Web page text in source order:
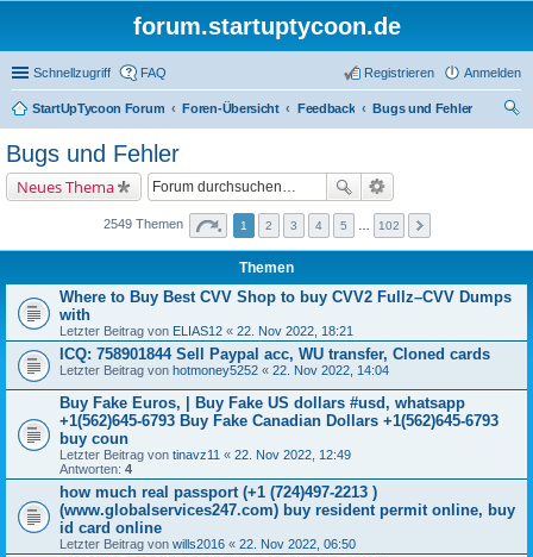
forum.startuptycoon.de
Schnellzugriff FAQ Anmelden
Registrieren
StartUpTycoon Forum Foren-Übersicht Feedback
Bugs und Fehler
Bugs und Fehler
Neues Thema
2549 Themen 1 2 3 4 5 102
Themen
Where to Buy Best CVV Shop to buy CVV2 Fullz–CVV Dumps
with
Letzter Beitrag von ELIAS12 « 22. Nov 2022, 18:21
ICQ: 758901844 Sell Paypal acc, WU transfer, Cloned cards
Letzter Beitrag von hotmoney5252 « 22. Nov 2022, 14:04
Buy Fake Euros, | Buy Fake US dollars #usd, whatsapp
+1(562)645-6793 Buy Fake Canadian Dollars +1(562)645-6793
buy coun
Letzter Beitrag von tinavz11 « 22. Nov 2022, 12:49
Antworten: 4
how much real passport (+1 (724)497-2213 )
(www.globalservices247.com) buy resident permit online, buy
id card online
Letzter Beitrag von wills2016 « 22. Nov 2022, 06:50